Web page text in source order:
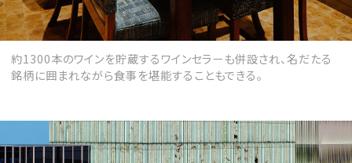
約1300本のワインを貯蔵するワインセラーも併設され、名だたる
銘柄に囲まれながら食事を堪能することもできる。